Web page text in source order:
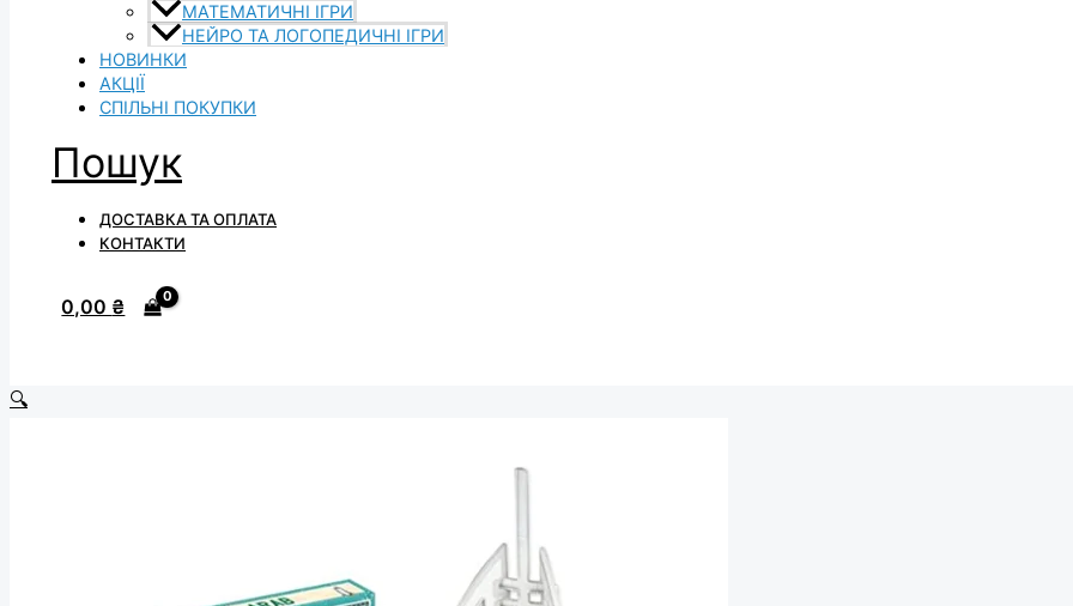
МАТЕМАТИЧНІ ІГРИ
НЕЙРО ТА ЛОГОПЕДИЧНІ ІГРИ
НОВИНКИ
АКЦІЇ
СПІЛЬНІ ПОКУПКИ
Пошук
ДОСТАВКА ТА ОПЛАТА
КОНТАКТИ
0,00 ₴
🔍